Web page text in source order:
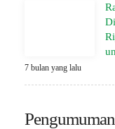
7 bulan yang lalu
Pengumuman